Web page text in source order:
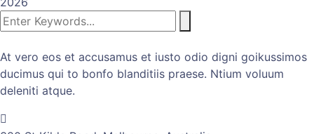
At vero eos et accusamus et iusto odio digni goikussimos
ducimus qui to bonfo blanditiis praese. Ntium voluum
deleniti atque.